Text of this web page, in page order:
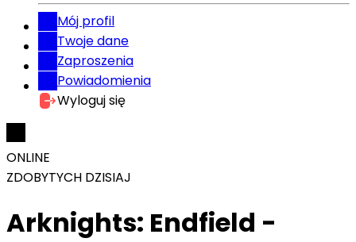
Mój profil
Twoje dane
Zaproszenia
Powiadomienia
Wyloguj się
ONLINE
ZDOBYTYCH DZISIAJ
Arknights: Endfield -